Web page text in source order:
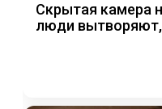
Скрытая камера
люди вытворяют,